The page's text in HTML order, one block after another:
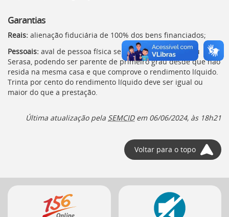
o
conteúdo
página
[]
Ir
para
a
menu
[]
Garantias
Reais: alienação fiduciária de 100% dos bens financiados;
Pessoais: aval de pessoa física sem restrições noSPCou
Serasa, podendo ser parente de primeiro grau desde que não
resida na mesma casa e que comprove o rendimento líquido.
Trinta por cento do rendimento líquido deve ser igual ou
maior do que a prestação.
Última atualização pela SEMCIDem 06/06/2024, às 18h21
Voltar para o topo
Mais
serviços